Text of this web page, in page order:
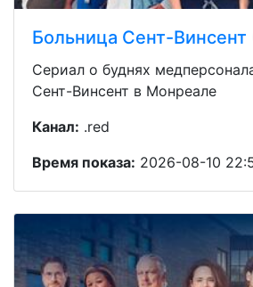
Больница Сент-Винсент
Сериал о буднях
Сент-Винсент в Монреале
Канал: .red
Время показа: 2026-08-10